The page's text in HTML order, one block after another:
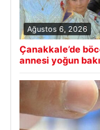
Ağustos 6, 2026
Çanakkale’de
annesi yoğun